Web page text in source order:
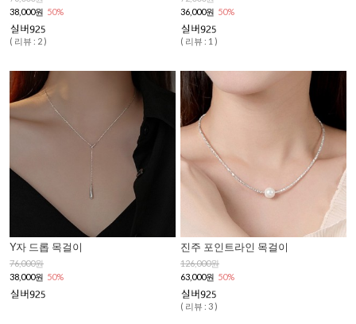
38,000원 50%
( 리뷰 : 2 )
36,000원 50%
( 리뷰 : 1 )
Y자 드롭 목걸이
76,000원
38,000원 50%
진주 포인트라인 목걸이
126,000원
63,000원 50%
( 리뷰 : 3 )